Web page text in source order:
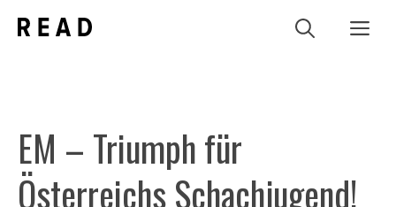
Inhalt
EM – Triumph für
Österreichs Schachjugend!